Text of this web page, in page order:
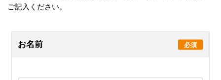
ご記入ください。
お名前 必須